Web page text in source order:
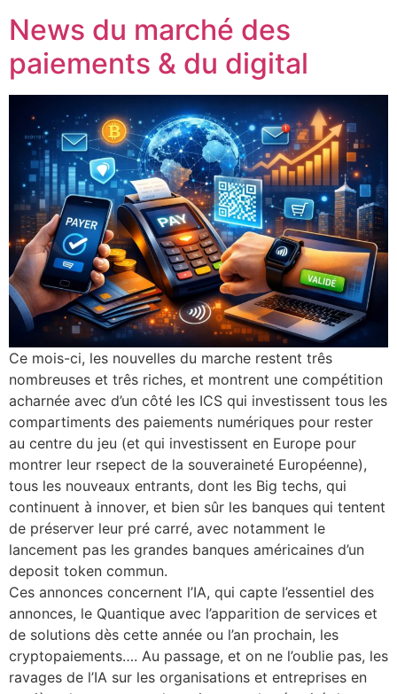
News du marché des
paiements & du digital
Ce mois-ci, les nouvelles du marche restent três
nombreuses et três riches, et montrent une compétition
acharnée avec d’un côté les ICS qui investissent tous les
compartiments des paiements numériques pour rester
au centre du jeu (et qui investissent en Europe pour
montrer leur rsepect de la souveraineté Européenne),
tous les nouveaux entrants, dont les Big techs, qui
continuent à innover, et bien sûr les banques qui tentent
de préserver leur pré carré, avec notamment le
lancement pas les grandes banques américaines d’un
deposit token commun.
Ces annonces concernent l’IA, qui capte l’essentiel des
annonces, le Quantique avec l’apparition de services et
de solutions dès cette année ou l’an prochain, les
cryptopaiements…. Au passage, et on ne l’oublie pas, les
ravages de l’IA sur les organisations et entreprises en